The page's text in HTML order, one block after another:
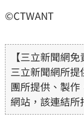
©CTWANT
【三立新聞網免
三立新聞網所
團所提供、製
網站，該連結
為所連結網站